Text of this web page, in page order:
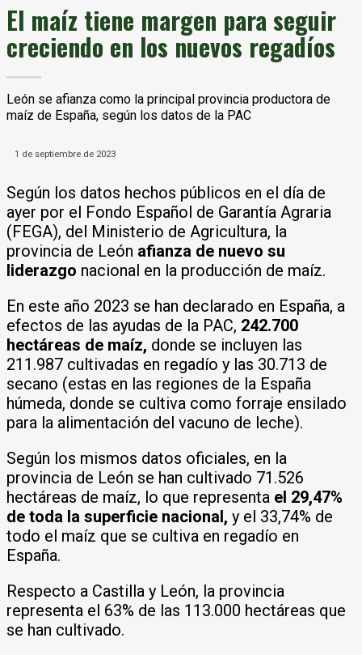
El maíz tiene margen para seguir
creciendo en los nuevos regadíos
León se afianza como la principal provincia productora de
maíz de España, según los datos de la PAC
1 de septiembre de 2023
Según los datos hechos públicos en el día de
ayer por el Fondo Español de Garantía Agraria
(FEGA), del Ministerio de Agricultura, la
provincia de León afianza de nuevo su
liderazgo nacional en la producción de maíz.
En este año 2023 se han declarado en España, a
efectos de las ayudas de la PAC, 242.700
hectáreas de maíz, donde se incluyen las
211.987 cultivadas en regadío y las 30.713 de
secano (estas en las regiones de la España
húmeda, donde se cultiva como forraje ensilado
para la alimentación del vacuno de leche).
Según los mismos datos oficiales, en la
provincia de León se han cultivado 71.526
hectáreas de maíz, lo que representa el 29,47%
de toda la superficie nacional, y el 33,74% de
todo el maíz que se cultiva en regadío en
España.
Respecto a Castilla y León, la provincia
representa el 63% de las 113.000 hectáreas que
se han cultivado.